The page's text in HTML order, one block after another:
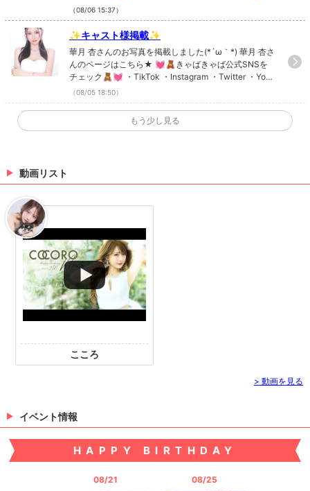
・TikTok ・Instagram ・Twitter ・YouTube
（08/06 15:37）
✨キャスト様掲載✨
華月 杏さんのお写真を掲載しました(*´ω｀*) 華月 杏さ
んのページはこちら★ 💓🧸きゃばきゃば公式SNSを
チェック🧸💓 ・TikTok ・Instagram ・Twitter ・YouT
ube
（08/05 18:50）
✨キャスト様掲載✨
なつみさんのお写真を掲載しました(*´ω｀*) なつみさ
あさんのページはこちら★ 💓🧸きゃばきゃば公式SN
Sをチェック🧸💓 ・TikTok ・Instagram ・Twitter ・Y
ouTube
（06/18 18:00）
もう少し見る
動画リスト
こころ
> 動画を見る
イベント情報
HAPPY BIRTHDAY
08/21 08/25